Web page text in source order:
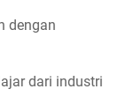
dengan
dari industri